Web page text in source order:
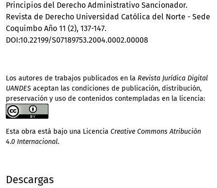
Principios del Derecho Administrativo Sancionador.
Revista de Derecho Universidad Católica del Norte - Sede
Coquimbo Año 11 (2), 137-147.
DOI:10.22199/S07189753.2004.0002.00008
Los autores de trabajos publicados en la Revista Jurídica Digital
UANDES aceptan las condiciones de publicación, distribución,
preservación y uso de contenidos contempladas en la licencia:
Esta obra está bajo una Licencia Creative Commons Atribución
4.0 Internacional.
Descargas